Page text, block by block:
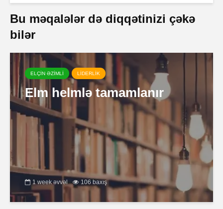
Bu məqalələr də diqqətinizi çəkə
bilər
ELÇİN ƏZİMLİ LİDERLİK
Elm helmlə tamamlanır
1 week əvvəl 106 baxış